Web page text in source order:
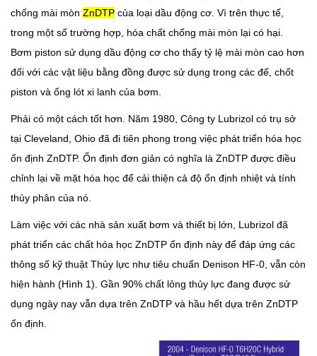
chống mài mòn ZnDTP của loại dầu động cơ. Vì trên thực tế,
trong một số trường hợp, hóa chất chống mài mòn lại có hại.
Bơm piston sử dụng dầu động cơ cho thấy tỷ lệ mài mòn cao hơn
đối với các vật liệu bằng đồng được sử dụng trong các đế, chốt
piston và ống lót xi lanh của bơm.
Phải có một cách tốt hơn. Năm 1980, Công ty Lubrizol có trụ sở
tại Cleveland, Ohio đã đi tiên phong trong việc phát triển hóa học
ổn định ZnDTP. Ổn định đơn giản có nghĩa là ZnDTP được điều
chỉnh lại về mặt hóa học để cải thiện cả độ ổn định nhiệt và tính
thủy phân của nó.
Làm việc với các nhà sản xuất bơm và thiết bị lớn, Lubrizol đã
phát triển các chất hóa học ZnDTP ổn định này để đáp ứng các
thông số kỹ thuật Thủy lực như tiêu chuẩn Denison HF-0, vẫn còn
hiện hành (Hình 1). Gần 90% chất lỏng thủy lực đang được sử
dụng ngày nay vẫn dựa trên ZnDTP và hầu hết dựa trên ZnDTP
ổn định.